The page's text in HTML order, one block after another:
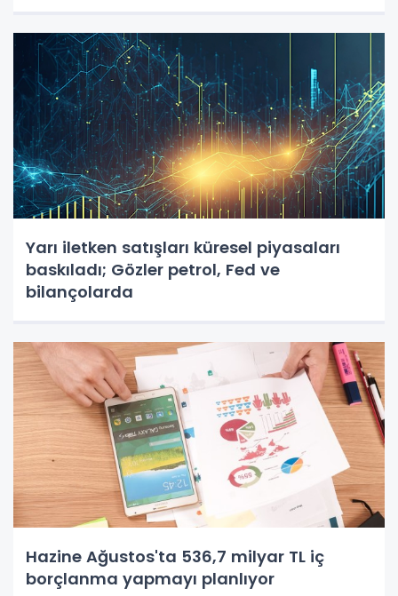
Yarı iletken satışları küresel piyasaları
baskıladı; Gözler petrol, Fed ve
bilançolarda
Hazine Ağustos'ta 536,7 milyar TL iç
borçlanma yapmayı planlıyor